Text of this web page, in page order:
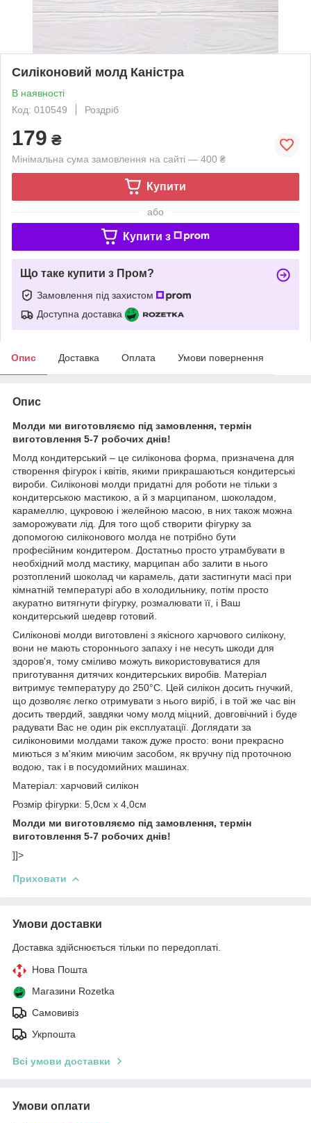
Силіконовий молд Каністра
В наявності
Код: 010549
Роздріб
179 ₴
Мінімальна сума замовлення на сайті — 400 ₴
Купити
або
Купити з
Що таке купити з Пром?
Замовлення під захистом
Доступна доставка
Опис Доставка Оплата Умови повернення
Опис
Молди ми виготовляємо під замовлення, термін
виготовлення 5-7 робочих днів!
Молд кондитерський – це силіконова форма, призначена для
створення фігурок і квітів, якими прикрашаються кондитерські
вироби. Силіконові молди придатні для роботи не тільки з
кондитерською мастикою, а й з марципаном, шоколадом,
карамеллю, цукровою і желейною масою, в них також можна
заморожувати лід. Для того щоб створити фігурку за
допомогою силіконового молда не потрібно бути
професійним кондитером. Достатньо просто утрамбувати в
необхідний молд мастику, марципан або залити в нього
розтоплений шоколад чи карамель, дати застигнути масі при
кімнатній температурі або в холодильнику, потім просто
акуратно витягнути фігурку, розмалювати її, і Ваш
кондитерський шедевр готовий.
Силіконові молди виготовлені з якісного харчового силікону,
вони не мають стороннього запаху і не несуть шкоди для
здоров'я, тому сміливо можуть використовуватися для
приготування дитячих кондитерських виробів. Матеріал
витримує температуру до 250°С. Цей силікон досить гнучкий,
що дозволяє легко отримувати з нього виріб, і в той же час він
досить твердий, завдяки чому молд міцний, довговічний і буде
радувати Вас не один рік експлуатації. Доглядати за
силіконовими молдами також дуже просто: вони прекрасно
миються з м'яким миючим засобом, як вручну під проточною
водою, так і в посудомийних машинах.
Матеріал: харчовий силікон
Розмір фігурки: 5,0см х 4,0см
Молди ми виготовляємо під замовлення, термін
виготовлення 5-7 робочих днів!
]]>
Приховати
Умови доставки
Доставка здійснюється тільки по передоплаті.
Нова Пошта
Магазини Rozetka
Самовивіз
Укрпошта
Всі умови доставки
Умови оплати